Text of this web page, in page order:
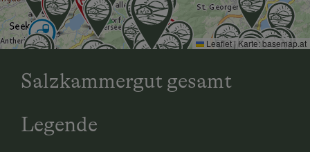
Leaflet | Karte:basemap.at
Salzkammergut gesamt
Legende